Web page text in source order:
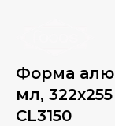
Форма
мл,
CL3150